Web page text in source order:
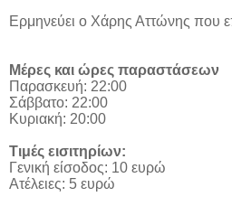
Ερμηνεύει ο Χάρης Αττώνης που
Μέρες και ώρες παραστάσεων
Παρασκευή: 22:00
Σάββατο: 22:00
Κυριακή: 20:00
Τιμές εισιτηρίων:
Γενική είσοδος: 10 ευρώ
Ατέλειες: 5 ευρώ